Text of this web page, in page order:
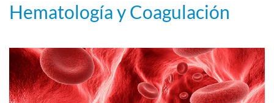
Hematología y Coagulación